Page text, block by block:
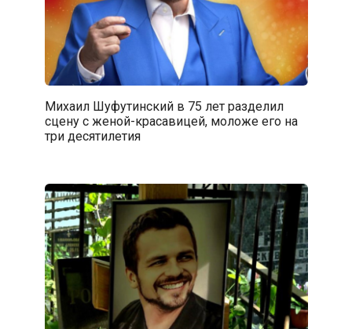
Михаил Шуфутинский в 75 лет разделил
сцену с женой-красавицей, моложе его на
три десятилетия